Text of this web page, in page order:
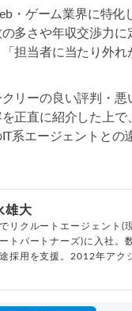
・ゲーム業界に特化
多さや年収交渉力に
担当者に当たり外れ
リーの良い評判・悪
正直に紹介した上で
系エージェントとの
雄大
リクルートエージェント(
トパートナーズ)に入社。
採用を支援。2012年アク